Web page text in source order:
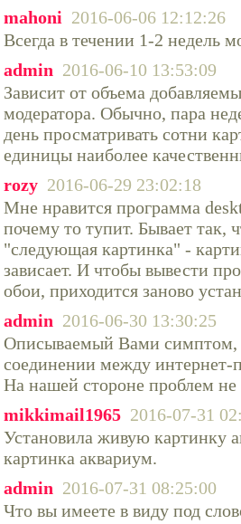
mahoni 2016-06-06 12:12:26
Всегда в течении 1-2 недель
admin 2016-06-10 13:53:09
Зависит от объема
модератора. Обычно, пара
день просматривать сотни
единицы наиболее
rozy 2016-06-29 23:02:18
Мне нравится программа
почему то тупит. Бывает
"следующая картинка" -
зависает. И чтобы вывести
обои, приходится заново
admin 2016-06-30 13:30:25
Описываемый Вами симптом,
соединении между
На нашей стороне проблем не
mikkimail1965 2016-07-31
Установила живую картинку
картинка аквариум.
admin 2016-07-31 08:25:00
Что вы имеете в виду под